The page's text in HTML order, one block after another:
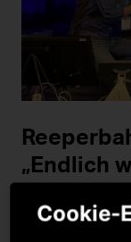
„Endlich
Die
Musikbranche
Cookie-